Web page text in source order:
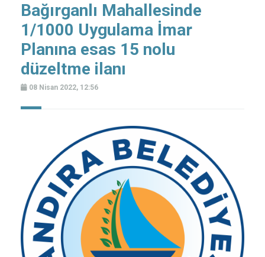
Bağırganlı Mahallesinde
1/1000 Uygulama İmar
Planına esas 15 nolu
düzeltme ilanı
08 Nisan 2022, 12:56